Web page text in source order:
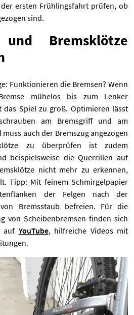
ersten Frühlingsfahrt prüfen, ob
sind.
und Bremsklötze
Funktionieren die Bremsen? Wenn
mühelos bis zum Lenker
das Spiel zu groß. Optimieren lässt
am Bremsgriff und am
auch der Bremszug angezogen
zu überprüfen ist zudem
beispielsweise die Querrillen auf
nicht mehr zu erkennen,
Tipp: Mit feinem Schmirgelpapier
der Felgen nach der
Bremsstaub befreien. Für die
von Scheibenbremsen finden sich
auf YouTube, hilfreiche Videos mit